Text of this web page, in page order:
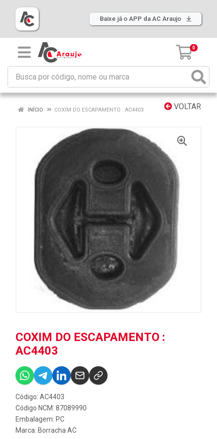
Baixe já o APP da AC Araujo
0
VOLTAR
INÍCIO COXIM DO ESCAPAMENTO : AC4403
COXIM DO ESCAPAMENTO :
AC4403
Código: AC4403
Código NCM: 87089990
Embalagem: PC
Marca: Borracha AC